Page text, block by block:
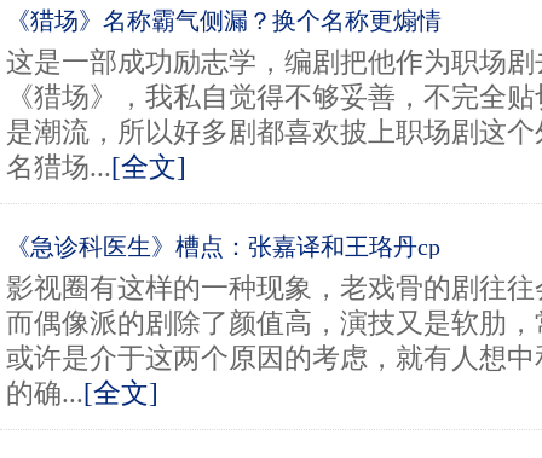
《猎场》名称霸气侧漏？换个名称更煽情
这是一部成功励志学，编剧把他作为职场
《猎场》，我私自觉得不够妥善，不完全
是潮流，所以好多剧都喜欢披上职场剧这
名猎场...[全文]
《急诊科医生》槽点：张嘉译和王珞丹cp
影视圈有这样的一种现象，老戏骨的剧往
而偶像派的剧除了颜值高，演技又是软肋
或许是介于这两个原因的考虑，就有人想
的确...[全文]